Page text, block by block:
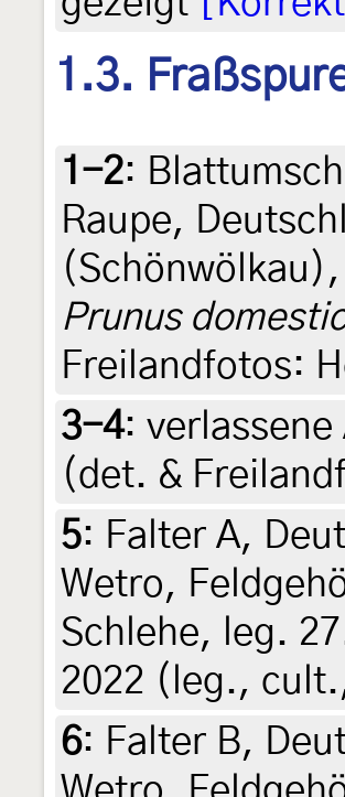
1.3.
1-2:
Raupe,
Prunus
Freilandfotos:
3-4:
(det. &
5: Falter A,
Wetro,
Schlehe, leg.
2022 (leg.,
6: Falter B,